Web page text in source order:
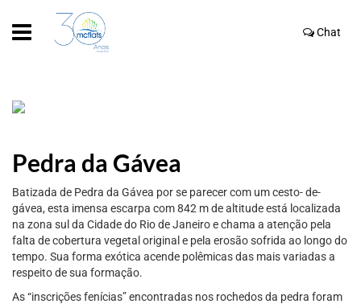
Chat
Pedra da Gávea
Batizada de Pedra da Gávea por se parecer com um cesto- de-
gávea, esta imensa escarpa com 842 m de altitude está localizada
na zona sul da Cidade do Rio de Janeiro e chama a atenção pela
falta de cobertura vegetal original e pela erosão sofrida ao longo do
tempo. Sua forma exótica acende polêmicas das mais variadas a
respeito de sua formação.
As “inscrições fenícias” encontradas nos rochedos da pedra foram